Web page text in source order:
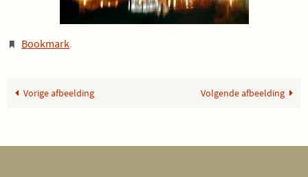
Bookmark.
Vorige afbeelding Volgende afbeelding